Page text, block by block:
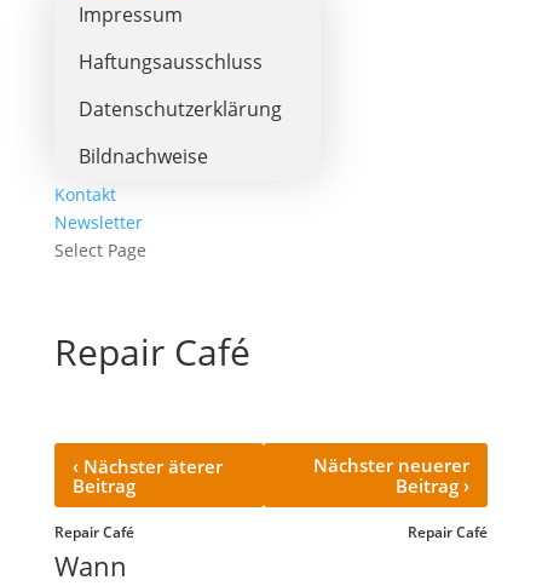
Impressum
Haftungsausschluss
Datenschutzerklärung
Bildnachweise
Kontakt
Newsletter
Select Page
Repair Café
‹Nächster äterer
Beitrag
Repair Café
Nächster neuerer
Beitrag›
Repair Café
Wann